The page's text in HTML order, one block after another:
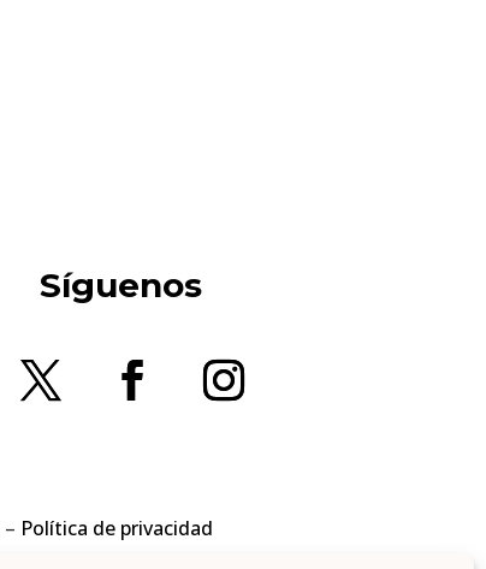
Síguenos
– Política de privacidad